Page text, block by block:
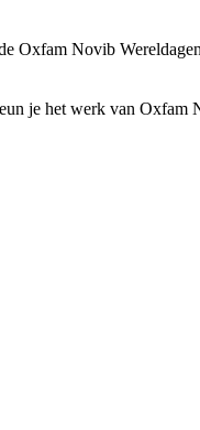
Oxfam Novib
je het werk van Oxfam